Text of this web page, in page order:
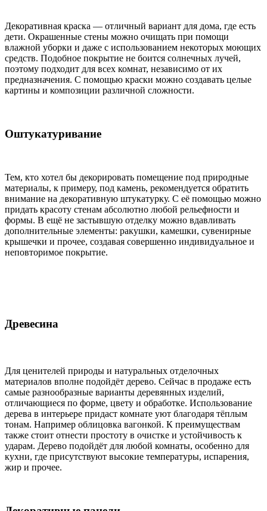
Декоративная краска — отличный вариант для дома, где есть
дети. Окрашенные стены можно очищать при помощи
влажной уборки и даже с использованием некоторых моющих
средств. Подобное покрытие не боится солнечных лучей,
поэтому подходит для всех комнат, независимо от их
предназначения. С помощью краски можно создавать целые
картины и композиции различной сложности.
Оштукатуривание
Тем, кто хотел бы декорировать помещение под природные
материалы, к примеру, под камень, рекомендуется обратить
внимание на декоративную штукатурку. С её помощью можно
придать красоту стенам абсолютно любой рельефности и
формы. В ещё не застывшую отделку можно вдавливать
дополнительные элементы: ракушки, камешки, сувенирные
крышечки и прочее, создавая совершенно индивидуальное и
неповторимое покрытие.
Древесина
Для ценителей природы и натуральных отделочных
материалов вполне подойдёт дерево. Сейчас в продаже есть
самые разнообразные варианты деревянных изделий,
отличающиеся по форме, цвету и обработке. Использование
дерева в интерьере придаст комнате уют благодаря тёплым
тонам. Например облицовка вагонкой. К преимуществам
также стоит отнести простоту в очистке и устойчивость к
ударам. Дерево подойдёт для любой комнаты, особенно для
кухни, где присутствуют высокие температуры, испарения,
жир и прочее.